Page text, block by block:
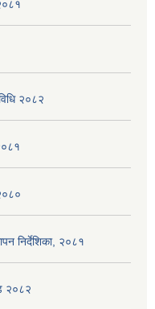
२०८२
निर्देशिका, २०८१
२०८२